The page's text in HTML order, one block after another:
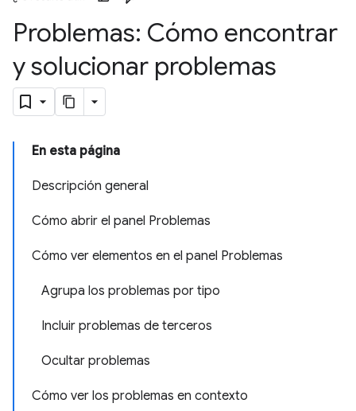
Problemas: Cómo encontrar
y solucionar problemas
En esta página
Descripción general
Cómo abrir el panel Problemas
Cómo ver elementos en el panel Problemas
Agrupa los problemas por tipo
Incluir problemas de terceros
Ocultar problemas
Cómo ver los problemas en contexto